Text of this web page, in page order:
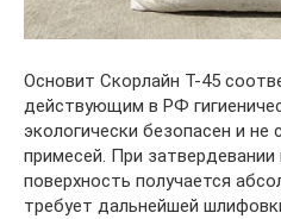
Основит Скорлайн Т-45
действующим в РФ
экологически безопасен и
примесей. При
поверхность получается
требует дальнейшей